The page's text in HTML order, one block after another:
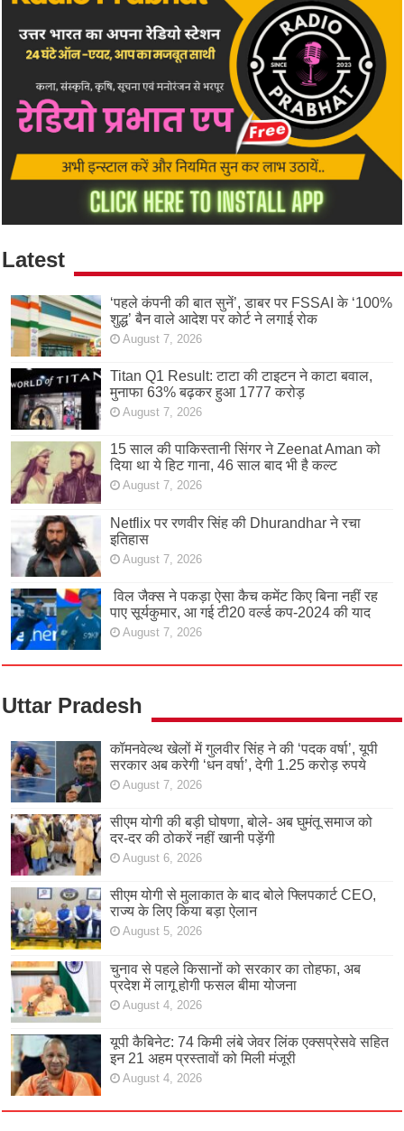
Latest
‘पहले कंपनी की बात सुनें’, डाबर पर FSSAI के ‘100%
शुद्ध’ बैन वाले आदेश पर कोर्ट ने लगाई रोक
August 7, 2026
Titan Q1 Result: टाटा की टाइटन ने काटा बवाल,
मुनाफा 63% बढ़कर हुआ 1777 करोड़
August 7, 2026
15 साल की पाकिस्तानी सिंगर ने Zeenat Aman को
दिया था ये हिट गाना, 46 साल बाद भी है कल्ट
August 7, 2026
Netflix पर रणवीर सिंह की Dhurandhar ने रचा
इतिहास
August 7, 2026
विल जैक्स ने पकड़ा ऐसा कैच कमेंट किए बिना नहीं रह
पाए सूर्यकुमार, आ गई टी20 वर्ल्ड कप-2024 की याद
August 7, 2026
Uttar Pradesh
कॉमनवेल्थ खेलों में गुलवीर सिंह ने की ‘पदक वर्षा’, यूपी
सरकार अब करेगी ‘धन वर्षा’, देगी 1.25 करोड़ रुपये
August 7, 2026
सीएम योगी की बड़ी घोषणा, बोले- अब घुमंतू समाज को
दर-दर की ठोकरें नहीं खानी पड़ेंगी
August 6, 2026
सीएम योगी से मुलाकात के बाद बोले फ्लिपकार्ट CEO,
राज्य के लिए किया बड़ा ऐलान
August 5, 2026
चुनाव से पहले किसानों को सरकार का तोहफा, अब
प्रदेश में लागू होगी फसल बीमा योजना
August 4, 2026
यूपी कैबिनेट: 74 किमी लंबे जेवर लिंक एक्सप्रेसवे सहित
इन 21 अहम प्रस्तावों को मिली मंजूरी
August 4, 2026